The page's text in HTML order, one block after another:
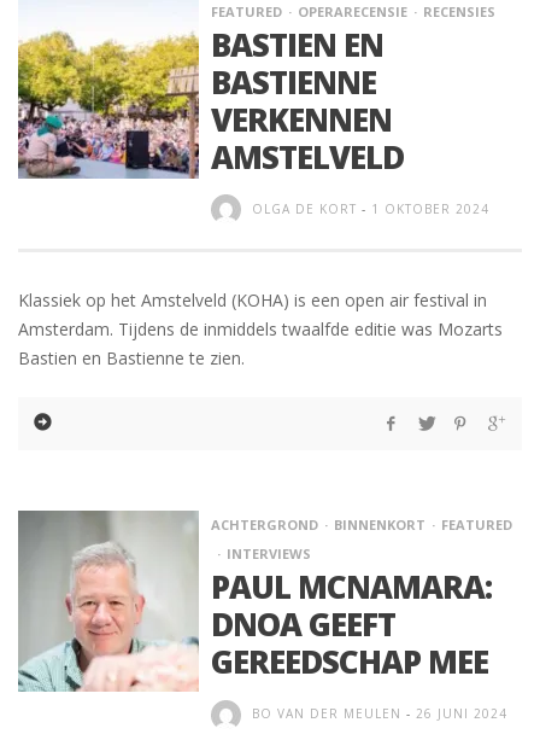
FEATURED OPERARECENSIE RECENSIES
BASTIEN EN
BASTIENNE
VERKENNEN
AMSTELVELD
OLGA DE KORT - 1 OKTOBER 2024
Klassiek op het Amstelveld (KOHA) is een open air festival in
Amsterdam. Tijdens de inmiddels twaalfde editie was Mozarts
Bastien en Bastienne te zien.
ACHTERGROND BINNENKORT
FEATURED
INTERVIEWS
PAUL MCNAMARA:
DNOA GEEFT
GEREEDSCHAP MEE
BO VAN DER MEULEN - 26 JUNI 2024